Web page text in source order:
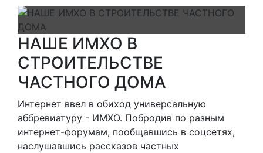
НАШЕ ИМХО В
СТРОИТЕЛЬСТВЕ
ЧАСТНОГО ДОМА
Интернет ввел в обиход универсальную
аббревиатуру - ИМХО. Побродив по разным
интернет-форумам, пообщавшись в соцсетях,
наслушавшись рассказов частных